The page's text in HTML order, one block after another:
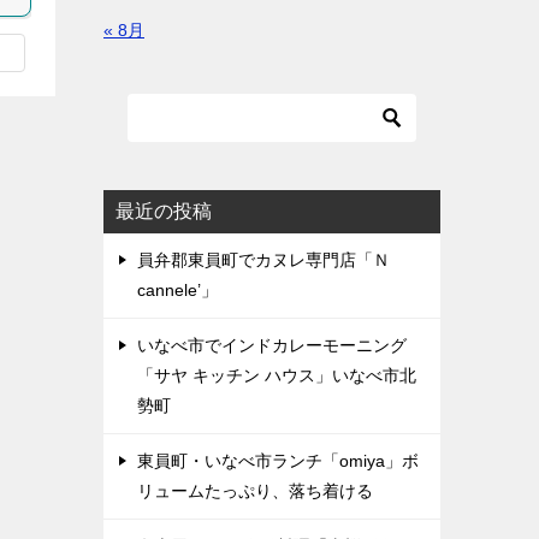
« 8月
最近の投稿
員弁郡東員町でカヌレ専門店「Ｎ
cannele’」
いなべ市でインドカレーモーニング
「サヤ キッチン ハウス」いなべ市北
勢町
東員町・いなべ市ランチ「omiya」ボ
リュームたっぷり、落ち着ける